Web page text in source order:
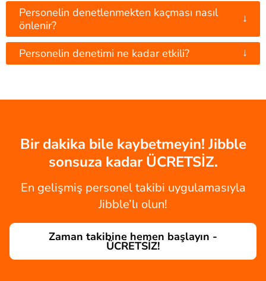
Personelin denetlenmekten kaçması nasıl
önlenir?
↓
Personelin denetimi ne kadar etkili? ↓
Bir dakika bile kaybetmeyin! Jibble
sonsuza kadar ÜCRETSİZ.
En gelişmiş personel takibi uygulamasıyla
Jibble’lı olun!
Zaman takibine hemen başlayın -
ÜCRETSİZ!